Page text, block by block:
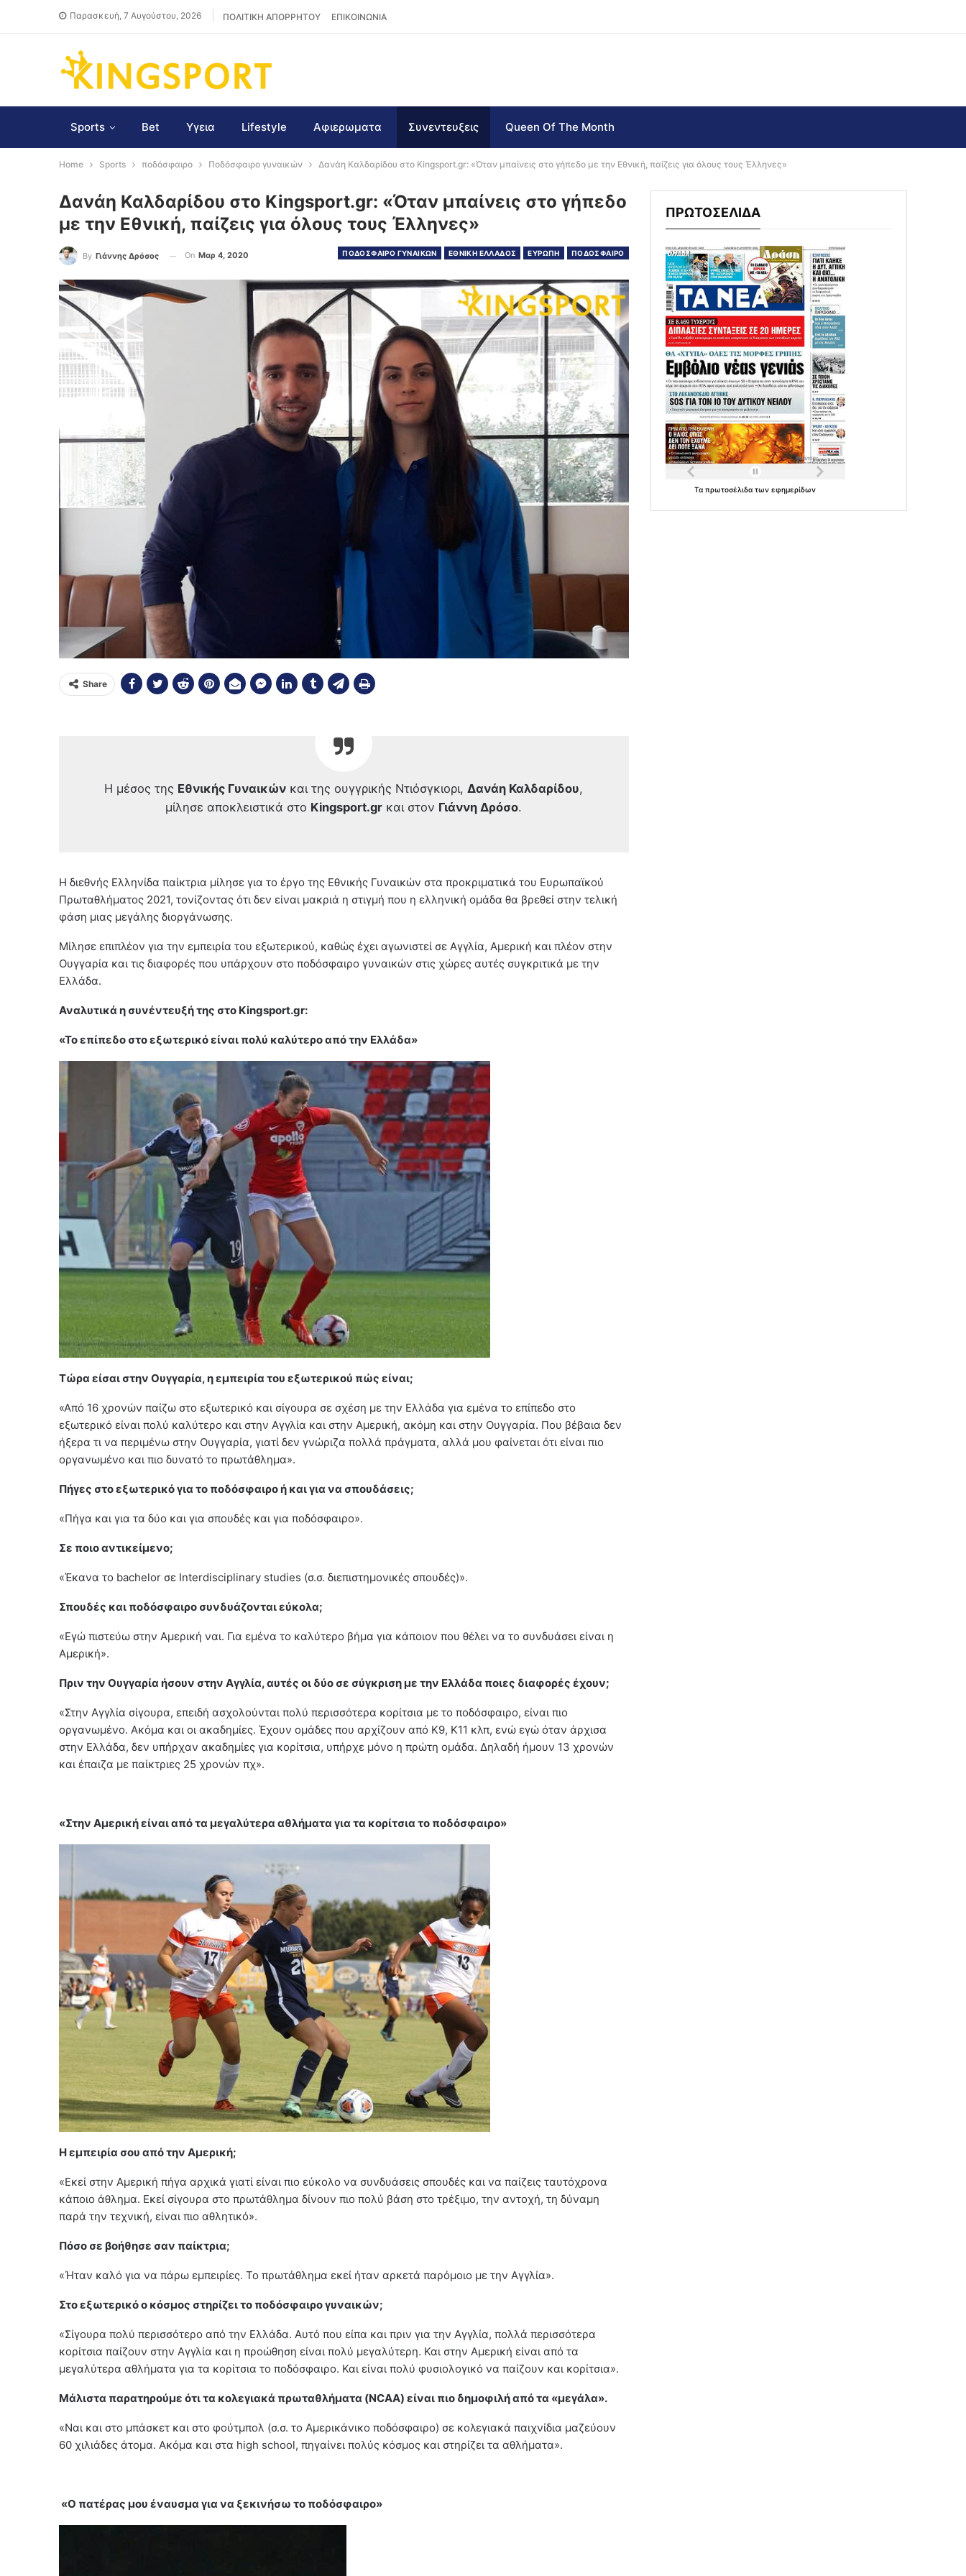
Παρασκευή, 7 Αυγούστου, 2026 ΠΟΛΙΤΙΚΗ ΑΠΟΡΡΗΤΟΥ ΕΠΙΚΟΙΝΩΝΙΑ
Sports Bet Υγεια Lifestyle Αφιερωματα Συνεντευξεις Queen Of The Month
Home Sports ποδόσφαιρο Ποδόσφαιρο γυναικών Δανάη Καλδαρίδου στο Kingsport.gr: «Όταν μπαίνεις στο γήπεδο με την Εθνική, παίζεις για όλους τους Έλληνες»
Δανάη Καλδαρίδου στο Kingsport.gr: «Όταν μπαίνεις στο γήπεδο
με την Εθνική, παίζεις για όλους τους Έλληνες»
ΠΟΔΟΣΦΑΙΡΟ ΓΥΝΑΙΚΩΝ ΕΘΝΙΚΗ ΕΛΛΑΔΟΣ ΕΥΡΩΠΗ ΠΟΔΟΣΦΑΙΡΟ
By Γιάννης Δρόσος On Μαρ 4, 2020
Share
Η μέσος της Εθνικής Γυναικών και της ουγγρικής Ντιόσγκιορι, Δανάη Καλδαρίδου,
μίλησε αποκλειστικά στο Kingsport.gr και στον Γιάννη Δρόσο.
Η διεθνής Ελληνίδα παίκτρια μίλησε για το έργο της Εθνικής Γυναικών στα προκριματικά του Ευρωπαϊκού
Πρωταθλήματος 2021, τονίζοντας ότι δεν είναι μακριά η στιγμή που η ελληνική ομάδα θα βρεθεί στην τελική
φάση μιας μεγάλης διοργάνωσης.
Μίλησε επιπλέον για την εμπειρία του εξωτερικού, καθώς έχει αγωνιστεί σε Αγγλία, Αμερική και πλέον στην
Ουγγαρία και τις διαφορές που υπάρχουν στο ποδόσφαιρο γυναικών στις χώρες αυτές συγκριτικά με την
Ελλάδα.
Αναλυτικά η συνέντευξή της στο Kingsport.gr:
«Το επίπεδο στο εξωτερικό είναι πολύ καλύτερο από την Ελλάδα»
Τώρα είσαι στην Ουγγαρία, η εμπειρία του εξωτερικού πώς είναι;
«Από 16 χρονών παίζω στο εξωτερικό και σίγουρα σε σχέση με την Ελλάδα για εμένα το επίπεδο στο
εξωτερικό είναι πολύ καλύτερο και στην Αγγλία και στην Αμερική, ακόμη και στην Ουγγαρία. Που βέβαια δεν
ήξερα τι να περιμένω στην Ουγγαρία, γιατί δεν γνώριζα πολλά πράγματα, αλλά μου φαίνεται ότι είναι πιο
οργανωμένο και πιο δυνατό το πρωτάθλημα».
Πήγες στο εξωτερικό για το ποδόσφαιρο ή και για να σπουδάσεις;
«Πήγα και για τα δύο και για σπουδές και για ποδόσφαιρο».
Σε ποιο αντικείμενο;
«Έκανα το bachelor σε Interdisciplinary studies (σ.σ. διεπιστημονικές σπουδές)».
Σπουδές και ποδόσφαιρο συνδυάζονται εύκολα;
«Εγώ πιστεύω στην Αμερική ναι. Για εμένα το καλύτερο βήμα για κάποιον που θέλει να το συνδυάσει είναι η
Αμερική».
Πριν την Ουγγαρία ήσουν στην Αγγλία, αυτές οι δύο σε σύγκριση με την Ελλάδα ποιες διαφορές έχουν;
«Στην Αγγλία σίγουρα, επειδή ασχολούνται πολύ περισσότερα κορίτσια με το ποδόσφαιρο, είναι πιο
οργανωμένο. Ακόμα και οι ακαδημίες. Έχουν ομάδες που αρχίζουν από Κ9, Κ11 κλπ, ενώ εγώ όταν άρχισα
στην Ελλάδα, δεν υπήρχαν ακαδημίες για κορίτσια, υπήρχε μόνο η πρώτη ομάδα. Δηλαδή ήμουν 13 χρονών
και έπαιζα με παίκτριες 25 χρονών πχ».
«Στην Αμερική είναι από τα μεγαλύτερα αθλήματα για τα κορίτσια το ποδόσφαιρο»
Η εμπειρία σου από την Αμερική;
«Εκεί στην Αμερική πήγα αρχικά γιατί είναι πιο εύκολο να συνδυάσεις σπουδές και να παίζεις ταυτόχρονα
κάποιο άθλημα. Εκεί σίγουρα στο πρωτάθλημα δίνουν πιο πολύ βάση στο τρέξιμο, την αντοχή, τη δύναμη
παρά την τεχνική, είναι πιο αθλητικό».
Πόσο σε βοήθησε σαν παίκτρια;
«Ήταν καλό για να πάρω εμπειρίες. Το πρωτάθλημα εκεί ήταν αρκετά παρόμοιο με την Αγγλία».
Στο εξωτερικό ο κόσμος στηρίζει το ποδόσφαιρο γυναικών;
«Σίγουρα πολύ περισσότερο από την Ελλάδα. Αυτό που είπα και πριν για την Αγγλία, πολλά περισσότερα
κορίτσια παίζουν στην Αγγλία και η προώθηση είναι πολύ μεγαλύτερη. Και στην Αμερική είναι από τα
μεγαλύτερα αθλήματα για τα κορίτσια το ποδόσφαιρο. Και είναι πολύ φυσιολογικό να παίζουν και κορίτσια».
Μάλιστα παρατηρούμε ότι τα κολεγιακά πρωταθλήματα (NCAA) είναι πιο δημοφιλή από τα «μεγάλα».
«Ναι και στο μπάσκετ και στο φούτμπολ (σ.σ. το Αμερικάνικο ποδόσφαιρο) σε κολεγιακά παιχνίδια μαζεύουν
60 χιλιάδες άτομα. Ακόμα και στα high school, πηγαίνει πολύς κόσμος και στηρίζει τα αθλήματα».
«O πατέρας μου έναυσμα για να ξεκινήσω το ποδόσφαιρο»
ΠΡΩΤΟΣΕΛΙΔΑ
Ταπρωτοσέλιδατωνεφημερίδων